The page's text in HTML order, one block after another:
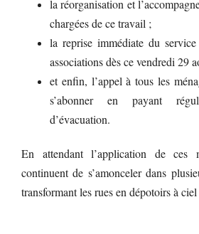
la réorganisation et
chargées de ce travail ;
la reprise immédiate du
associations dès ce vendredi 29
et enfin, l’appel à tous les
s’abonner en payant
d’évacuation.
En attendant l’application de ces
continuent de s’amonceler dans
transformant les rues en dépotoirs à